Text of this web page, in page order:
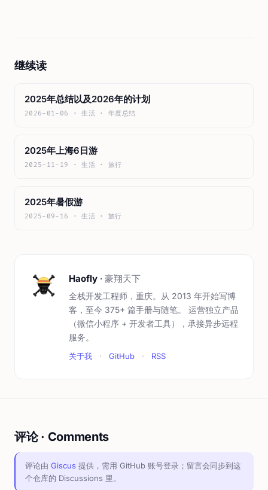
继续读
2025年总结以及2026年的计划
2026-01-06 · 生活 · 年度总结
2025年上海6日游
2025-11-19 · 生活 · 旅行
2025年暑假游
2025-09-16 · 生活 · 旅行
Haofly · 豪翔天下
全栈开发工程师，重庆。从 2013 年开始写博
客，至今 375+ 篇手册与随笔。 运营独立产品
（微信小程序 + 开发者工具），承接异步远程
服务。
关于我 · GitHub · RSS
评论 · Comments
评论由 Giscus 提供，需用 GitHub 账号登录；留言会同步到这
个仓库的 Discussions 里。